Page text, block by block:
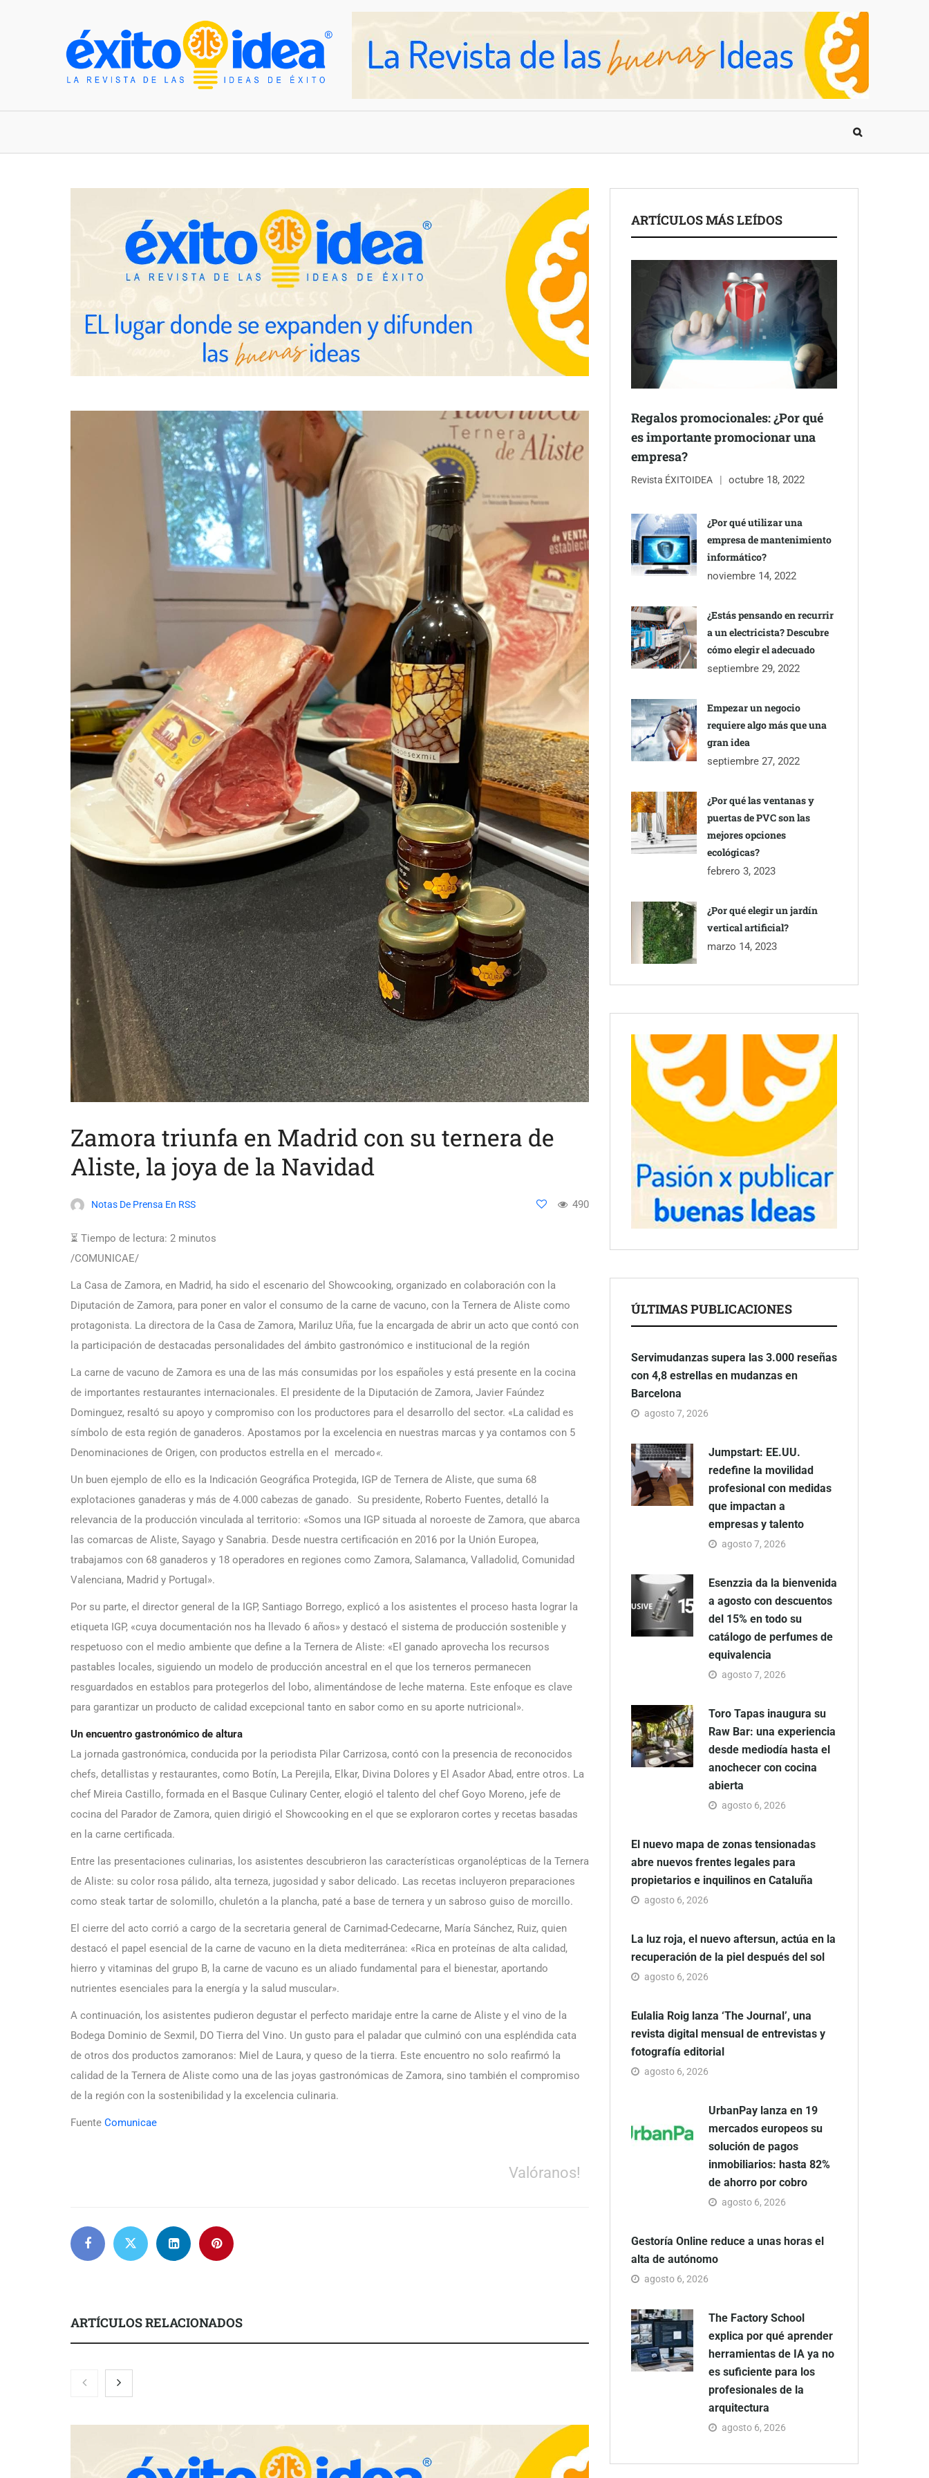
Zamora triunfa en Madrid con su ternera de
Aliste, la joya de la Navidad
Notas De Prensa En RSS 490
⏳ Tiempo de lectura: 2 minutos
/COMUNICAE/
La Casa de Zamora, en Madrid, ha sido el escenario del Showcooking, organizado en colaboración con la
Diputación de Zamora, para poner en valor el consumo de la carne de vacuno, con la Ternera de Aliste como
protagonista. La directora de la Casa de Zamora, Mariluz Uña, fue la encargada de abrir un acto que contó con
la participación de destacadas personalidades del ámbito gastronómico e institucional de la región
La carne de vacuno de Zamora es una de las más consumidas por los españoles y está presente en la cocina
de importantes restaurantes internacionales. El presidente de la Diputación de Zamora, Javier Faúndez
Dominguez, resaltó su apoyo y compromiso con los productores para el desarrollo del sector. «La calidad es
símbolo de esta región de ganaderos. Apostamos por la excelencia en nuestras marcas y ya contamos con 5
Denominaciones de Origen, con productos estrella en el mercado«.
Un buen ejemplo de ello es la Indicación Geográfica Protegida, IGP de Ternera de Aliste, que suma 68
explotaciones ganaderas y más de 4.000 cabezas de ganado. Su presidente, Roberto Fuentes, detalló la
relevancia de la producción vinculada al territorio: «Somos una IGP situada al noroeste de Zamora, que abarca
las comarcas de Aliste, Sayago y Sanabria. Desde nuestra certificación en 2016 por la Unión Europea,
trabajamos con 68 ganaderos y 18 operadores en regiones como Zamora, Salamanca, Valladolid, Comunidad
Valenciana, Madrid y Portugal».
Por su parte, el director general de la IGP, Santiago Borrego, explicó a los asistentes el proceso hasta lograr la
etiqueta IGP, «cuya documentación nos ha llevado 6 años» y destacó el sistema de producción sostenible y
respetuoso con el medio ambiente que define a la Ternera de Aliste: «El ganado aprovecha los recursos
pastables locales, siguiendo un modelo de producción ancestral en el que los terneros permanecen
resguardados en establos para protegerlos del lobo, alimentándose de leche materna. Este enfoque es clave
para garantizar un producto de calidad excepcional tanto en sabor como en su aporte nutricional».
Un encuentro gastronómico de altura
La jornada gastronómica, conducida por la periodista Pilar Carrizosa, contó con la presencia de reconocidos
chefs, detallistas y restaurantes, como Botín, La Perejila, Elkar, Divina Dolores y El Asador Abad, entre otros. La
chef Mireia Castillo, formada en el Basque Culinary Center, elogió el talento del chef Goyo Moreno, jefe de
cocina del Parador de Zamora, quien dirigió el Showcooking en el que se exploraron cortes y recetas basadas
en la carne certificada.
Entre las presentaciones culinarias, los asistentes descubrieron las características organolépticas de la Ternera
de Aliste: su color rosa pálido, alta terneza, jugosidad y sabor delicado. Las recetas incluyeron preparaciones
como steak tartar de solomillo, chuletón a la plancha, paté a base de ternera y un sabroso guiso de morcillo.
El cierre del acto corrió a cargo de la secretaria general de Carnimad-Cedecarne, María Sánchez, Ruiz, quien
destacó el papel esencial de la carne de vacuno en la dieta mediterránea: «Rica en proteínas de alta calidad,
hierro y vitaminas del grupo B, la carne de vacuno es un aliado fundamental para el bienestar, aportando
nutrientes esenciales para la energía y la salud muscular».
A continuación, los asistentes pudieron degustar el perfecto maridaje entre la carne de Aliste y el vino de la
Bodega Dominio de Sexmil, DO Tierra del Vino. Un gusto para el paladar que culminó con una espléndida cata
de otros dos productos zamoranos: Miel de Laura, y queso de la tierra. Este encuentro no solo reafirmó la
calidad de la Ternera de Aliste como una de las joyas gastronómicas de Zamora, sino también el compromiso
de la región con la sostenibilidad y la excelencia culinaria.
Fuente Comunicae
Valóranos!
ARTÍCULOS RELACIONADOS
Servimudanzas supera las 3.000
reseñas con 4,8 estrellas en
ARTÍCULOS MÁS LEÍDOS
Regalos promocionales: ¿Por qué
es importante promocionar una
empresa?
Revista ÉXITOIDEA octubre 18, 2022
¿Por qué utilizar una
empresa de mantenimiento
informático?
noviembre 14, 2022
¿Estás pensando en recurrir
a un electricista? Descubre
cómo elegir el adecuado
septiembre 29, 2022
Empezar un negocio
requiere algo más que una
gran idea
septiembre 27, 2022
¿Por qué las ventanas y
puertas de PVC son las
mejores opciones
ecológicas?
febrero 3, 2023
¿Por qué elegir un jardín
vertical artificial?
marzo 14, 2023
ÚLTIMAS PUBLICACIONES
Servimudanzas supera las 3.000 reseñas
con 4,8 estrellas en mudanzas en
Barcelona
agosto 7, 2026
Jumpstart: EE.UU.
redefine la movilidad
profesional con medidas
que impactan a
empresas y talento
agosto 7, 2026
Esenzzia da la bienvenida
a agosto con descuentos
del 15% en todo su
catálogo de perfumes de
equivalencia
agosto 7, 2026
Toro Tapas inaugura su
Raw Bar: una experiencia
desde mediodía hasta el
anochecer con cocina
abierta
agosto 6, 2026
El nuevo mapa de zonas tensionadas
abre nuevos frentes legales para
propietarios e inquilinos en Cataluña
agosto 6, 2026
La luz roja, el nuevo aftersun, actúa en la
recuperación de la piel después del sol
agosto 6, 2026
Eulalia Roig lanza ‘The Journal’, una
revista digital mensual de entrevistas y
fotografía editorial
agosto 6, 2026
UrbanPay lanza en 19
mercados europeos su
solución de pagos
inmobiliarios: hasta 82%
de ahorro por cobro
agosto 6, 2026
Gestoría Online reduce a unas horas el
alta de autónomo
agosto 6, 2026
The Factory School
explica por qué aprender
herramientas de IA ya no
es suficiente para los
profesionales de la
arquitectura
agosto 6, 2026